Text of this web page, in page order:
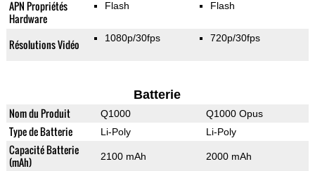
APN Propriétés
Hardware
Flash Flash
Résolutions Vidéo 1080p/30fps 720p/30fps
Batterie
Nom du Produit Q1000 Q1000 Opus
Type de Batterie Li-Poly Li-Poly
Capacité Batterie
(mAh)
2100 mAh 2000 mAh